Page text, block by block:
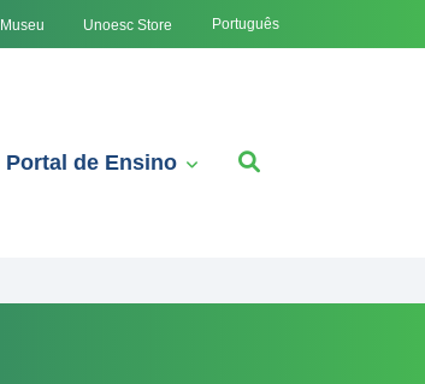
Museu Unoesc Store Português
Portal de Ensino